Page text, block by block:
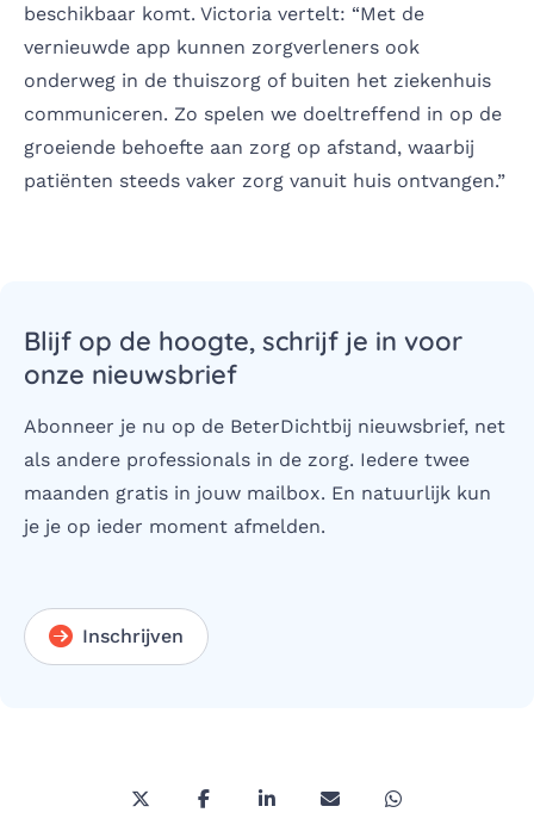
beschikbaar komt. Victoria vertelt: “Met de
vernieuwde app kunnen zorgverleners ook
onderweg in de thuiszorg of buiten het ziekenhuis
communiceren. Zo spelen we doeltreffend in op de
groeiende behoefte aan zorg op afstand, waarbij
patiënten steeds vaker zorg vanuit huis ontvangen.”
Blijf op de hoogte, schrijf je in voor
onze nieuwsbrief
Abonneer je nu op de BeterDichtbij nieuwsbrief, net
als andere professionals in de zorg. Iedere twee
maanden gratis in jouw mailbox. En natuurlijk kun
je je op ieder moment afmelden.
Inschrijven
Deel deze pagina via Twitter/X
Deel deze pagina op Facebook
Deel deze pagina op
Deel deze pagina via
Deel deze